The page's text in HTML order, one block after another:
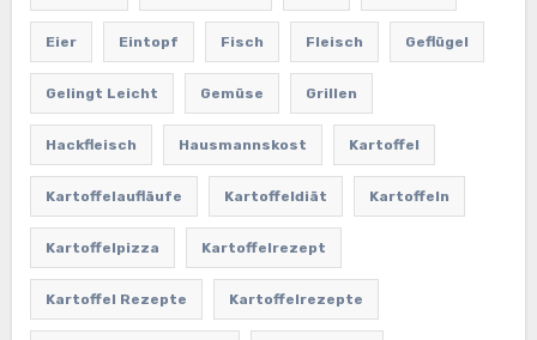
Eier Eintopf Fisch Fleisch Geflügel
Gelingt Leicht Gemüse Grillen
Hackfleisch Hausmannskost Kartoffel
Kartoffelaufläufe Kartoffeldiät Kartoffeln
Kartoffelpizza Kartoffelrezept
Kartoffel Rezepte Kartoffelrezepte